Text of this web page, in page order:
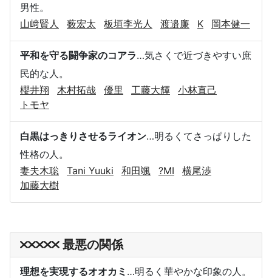
男性。
山﨑賢人
薮宏太 板垣李光人 渡邉廉 K 岡本健一
平和を守る闘争家のコアラ…気さくで近づきやすい庶
民的な人。
櫻井翔
木村拓哉 優里 工藤大輝
小林直己
トモヤ
白黒はっきりさせるライオン…明るくてさっぱりした
性格の人。
妻夫木聡
Tani Yuuki 和田颯 ?MI
横尾渉
加藤大樹
最悪の関係
理想を実現するオオカミ …明るく華やかな印象の人。